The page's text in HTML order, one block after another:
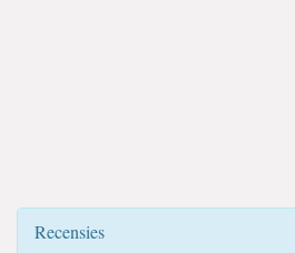
Recensies